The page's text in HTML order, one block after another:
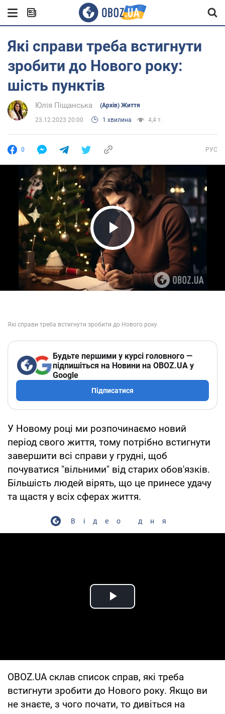
Які справи треба встигнути
зробити до Нового року:
шість пунктів
Юлія Піщанська (Архів) Життя
23.12.2023 20:00 1 хвилина 4,4 т.
0 РУС
Play Video
Будьте першими у курсі головного —
підпишіться на Новини на OBOZ.UA у
Google
Підписатися
У Новому році ми розпочинаємо новий
період свого життя, тому потрібно встигнути
завершити всі справи у грудні, щоб
почуватися "вільними" від старих обов'язків.
Більшість людей вірять, що це принесе удачу
та щастя у всіх сферах життя.
Відео дня
Play Video
OBOZ.UA склав список справ, які треба
встигнути зробити до Нового року. Якщо ви
не знаєте, з чого почати, то дивіться на